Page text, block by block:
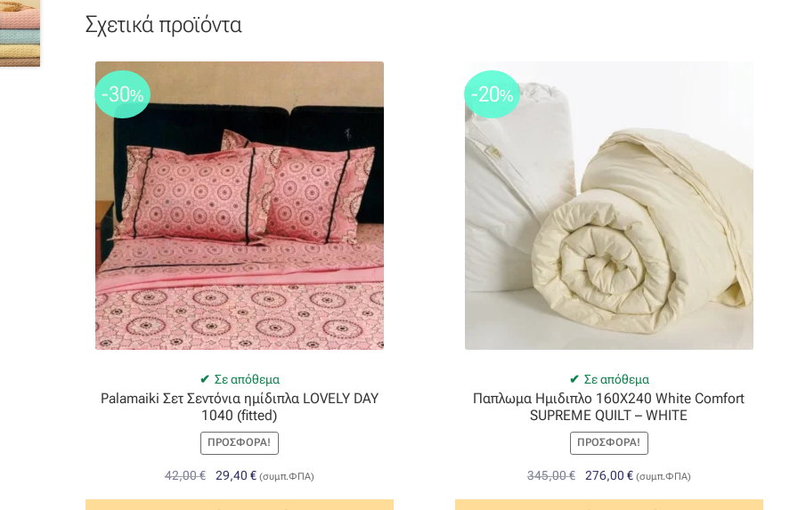
Σχετικά προϊόντα
Σε απόθεμα
-30%
Palamaiki Σετ Σεντόνια ημίδιπλα LOVELY DAY
1040 (fitted)
ΠΡΟΣΦΟΡΆ!
42,00€
Original
29,40€Η(συμπ.ΦΠΑ)
Σε απόθεμα
-20%
Παπλωμα Ημιδιπλο 160X240 White Comfort
SUPREME QUILT – WHITE
ΠΡΟΣΦΟΡΆ!
345,00€
Original
276,00€Η(συμπ.ΦΠΑ)